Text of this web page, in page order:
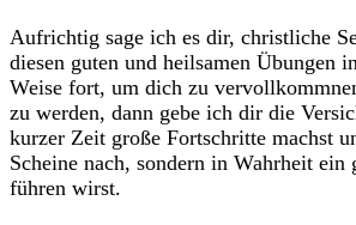
Aufrichtig sage ich es dir, christliche
diesen guten und heilsamen Übungen
Weise fort, um dich zu
zu werden, dann gebe ich dir die
kurzer Zeit große Fortschritte machst
Scheine nach, sondern in Wahrheit ein
führen wirst.